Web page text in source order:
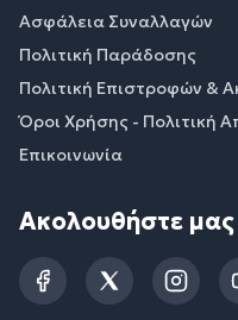
Ασφάλεια Συναλλαγών
Πολιτική Παράδοσης
Πολιτική Επιστροφών &
Όροι Χρήσης - Πολιτική
Επικοινωνία
Ακολουθήστε μας
FacebookTwitter